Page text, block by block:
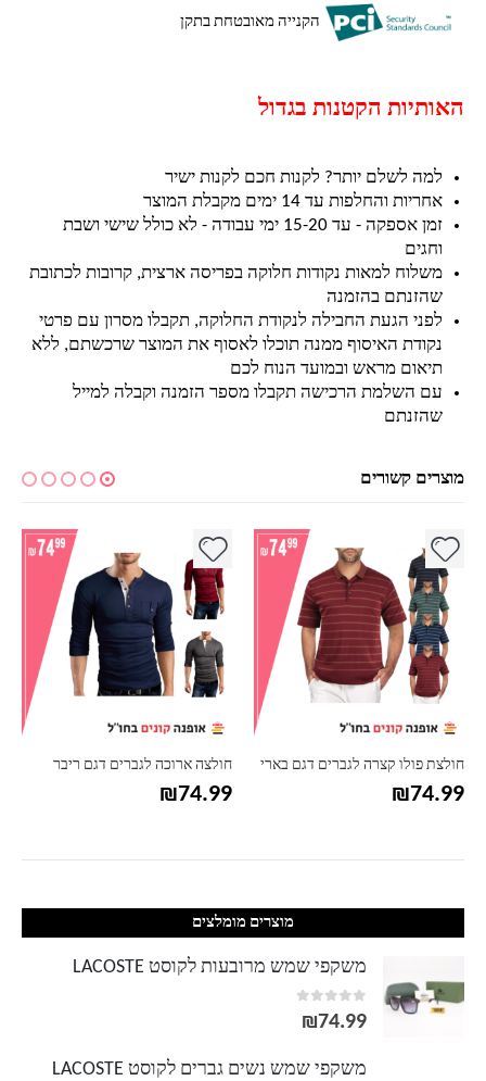
הקנייה מאובטחת בתקן
האותיות הקטנות בגדול
למה לשלם יותר? לקנות חכם לקנות ישיר
אחריות והחלפות עד 14 ימים מקבלת המוצר
זמן אספקה - עד 15-20 ימי עבודה - לא כולל שישי ושבת
וחגים
משלוח למאות נקודות חלוקה בפריסה ארצית, קרובות לכתובת
שהזנתם בהזמנה
לפני הגעת החבילה לנקודת החלוקה, תקבלו מסרון עם פרטי
נקודת האיסוף ממנה תוכלו לאסוף את המוצר שרכשתם, ללא
תיאום מראש ובמועד הנוח לכם
עם השלמת הרכישה תקבלו מספר הזמנה וקבלה למייל
שהזנתם
מוצרים קשורים
חולצת פולו קצרה לגברים דגם בארי
₪74.99
חולצה ארוכה לגברים דגם ריבר
₪74.99
מוצרים מומלצים
משקפי שמש מרובעות לקוסט LACOSTE
0
out of 5
₪74.99
משקפי שמש נשים גברים לקוסט LACOSTE